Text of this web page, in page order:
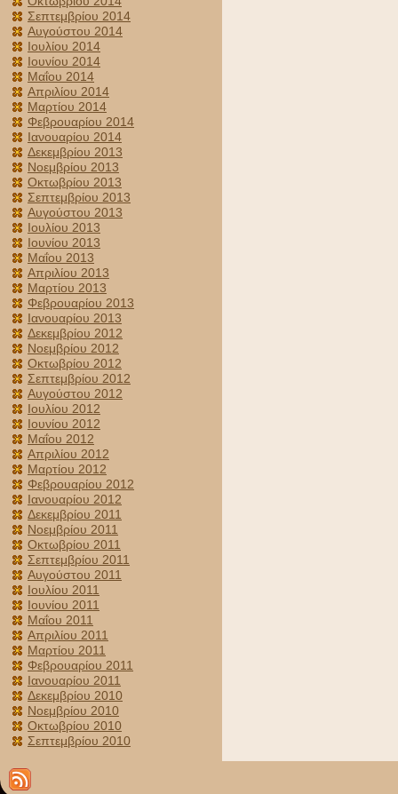
Σεπτεμβρίου 2014
Αυγούστου 2014
Ιουλίου 2014
Ιουνίου 2014
Μαΐου 2014
Απριλίου 2014
Μαρτίου 2014
Φεβρουαρίου 2014
Ιανουαρίου 2014
Δεκεμβρίου 2013
Νοεμβρίου 2013
Οκτωβρίου 2013
Σεπτεμβρίου 2013
Αυγούστου 2013
Ιουλίου 2013
Ιουνίου 2013
Μαΐου 2013
Απριλίου 2013
Μαρτίου 2013
Φεβρουαρίου 2013
Ιανουαρίου 2013
Δεκεμβρίου 2012
Νοεμβρίου 2012
Οκτωβρίου 2012
Σεπτεμβρίου 2012
Αυγούστου 2012
Ιουλίου 2012
Ιουνίου 2012
Μαΐου 2012
Απριλίου 2012
Μαρτίου 2012
Φεβρουαρίου 2012
Ιανουαρίου 2012
Δεκεμβρίου 2011
Νοεμβρίου 2011
Οκτωβρίου 2011
Σεπτεμβρίου 2011
Αυγούστου 2011
Ιουλίου 2011
Ιουνίου 2011
Μαΐου 2011
Απριλίου 2011
Μαρτίου 2011
Φεβρουαρίου 2011
Ιανουαρίου 2011
Δεκεμβρίου 2010
Νοεμβρίου 2010
Οκτωβρίου 2010
Σεπτεμβρίου 2010